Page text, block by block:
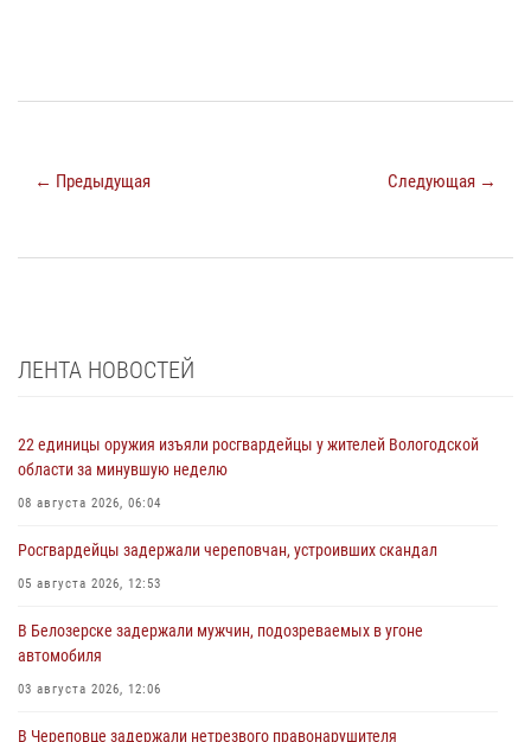
← Предыдущая Следующая →
ЛЕНТА НОВОСТЕЙ
22 единицы оружия изъяли росгвардейцы у жителей Вологодской
области за минувшую неделю
08 августа 2026, 06:04
Росгвардейцы задержали череповчан, устроивших скандал
05 августа 2026, 12:53
В Белозерске задержали мужчин, подозреваемых в угоне
автомобиля
03 августа 2026, 12:06
В Череповце задержали нетрезвого правонарушителя